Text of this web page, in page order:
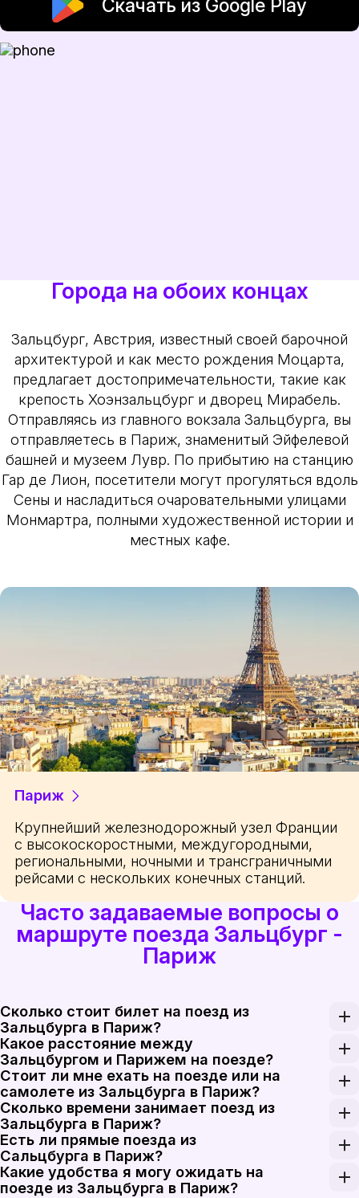
Скачать из Google Play
Города на обоих концах
Зальцбург, Австрия, известный своей барочной
архитектурой и как место рождения Моцарта,
предлагает достопримечательности, такие как
крепость Хоэнзальцбург и дворец Мирабель.
Отправляясь из главного вокзала Зальцбурга, вы
отправляетесь в Париж, знаменитый Эйфелевой
башней и музеем Лувр. По прибытию на станцию
Гар де Лион, посетители могут прогуляться вдоль
Сены и насладиться очаровательными улицами
Монмартра, полными художественной истории и
местных кафе.
Париж
Крупнейший железнодорожный узел Франции
с высокоскоростными, междугородными,
региональными, ночными и трансграничными
рейсами с нескольких конечных станций.
Часто задаваемые вопросы о
маршруте поезда Зальцбург -
Париж
Сколько стоит билет на поезд из
Зальцбурга в Париж?
Билет на поезд из Зальцбурга в Париж стоит от
Какое расстояние между
Зальцбургом и Парижем на поезде?
Расстояние поезда от Зальцбурга до Парижа
Стоит ли мне ехать на поезде или на
самолете из Зальцбурга в Париж?
Хотя авиаперелеты могут сэкономить время в
Сколько времени занимает поезд из
Зальцбурга в Париж?
Поездка на поезде из Зальцбурга в Париж
Есть ли прямые поезда из
Сальцбурга в Париж?
В настоящее время нет прямых поездов из
Какие удобства я могу ожидать на
поезде из Зальцбурга в Париж?